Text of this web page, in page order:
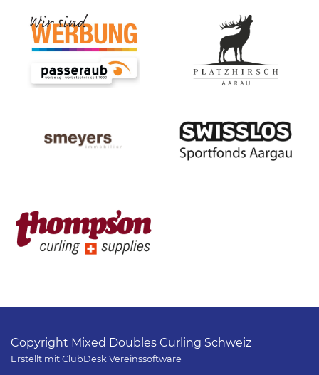
Copyright Mixed Doubles Curling Schweiz
Erstellt mit ClubDesk Vereinssoftware